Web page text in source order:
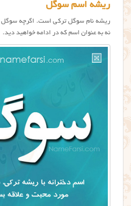
ریشه اسم سوگل
ریشه نام سوگل ترکی است. اگرچه سوگل
نه به عنوان اسم که در ادامه خواهید دید.